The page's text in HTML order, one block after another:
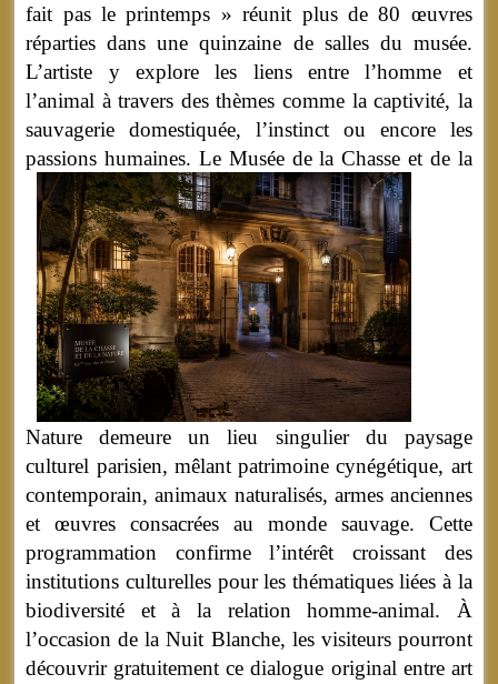
fait pas le printemps » réunit plus de 80 œuvres
réparties dans une quinzaine de salles du musée.
L’artiste y explore les liens entre l’homme et
l’animal à travers des thèmes comme la captivité, la
sauvagerie domestiquée, l’instinct ou encore les
passions humaines.Le Musée de la Chasse et de la
Nature demeure un lieu singulier du paysage
culturel parisien, mêlant patrimoine cynégétique, art
contemporain, animaux naturalisés, armes anciennes
et œuvres consacrées au monde sauvage. Cette
programmation confirme l’intérêt croissant des
institutions culturelles pour les thématiques liées à la
biodiversité et à la relation homme-animal. À
l’occasion de la Nuit Blanche, les visiteurs pourront
découvrir gratuitement ce dialogue original entre art